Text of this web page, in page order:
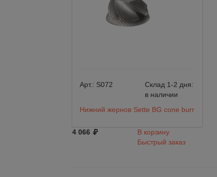
Арт.: S072
Склад 1-2 дня:
в наличии
Нижний жернов Sette BG cone burr
4 066
В корзину
Быстрый заказ